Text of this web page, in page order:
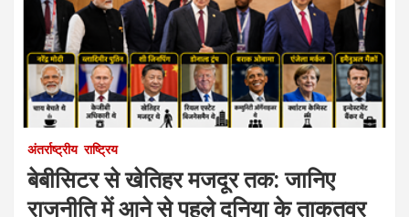
अंतर्राष्ट्रीय राष्ट्रिय
बेबीसिटर से खेतिहर मजदूर तक: जानिए
राजनीति में आने से पहले दुनिया के ताकतवर